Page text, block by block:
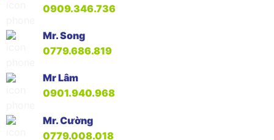
0909.346.736
Mr. Song
0779.686.819
Mr Lâm
0901.940.968
Mr. Cường
0779.008.018